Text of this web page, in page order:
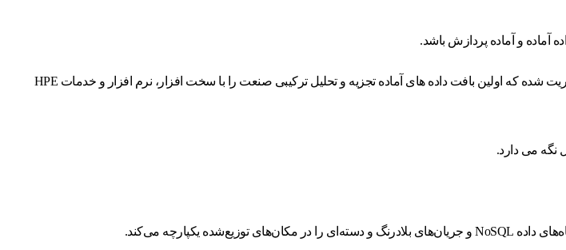
آماده و آماده پردازش باشد.
در HPE Discover این هفته، HPE HPE GreenLake را برای Data Fabric معرفی کرد، یک سرویس کاملاً مدیریت شده که اولین بافت داده های آماده تجزیه و تحلیل ترکیبی صنعت را با سخت افزار، نرم افزار و خدمات HPE
نگه می دارد.